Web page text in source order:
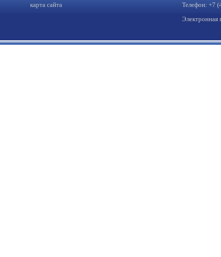
карта сайта
Телефон: +7
Электронная